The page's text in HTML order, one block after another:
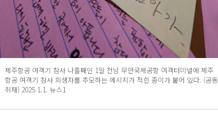
제주항공 여객기 참사 나흘째인 1일 전남 무안국제공항 여객터미널에 제주
항공 여객기 참사 희생자를 추모하는 메시지가 적힌 종이가 붙어 있다. (공동
취재) 2025.1.1. 뉴스1